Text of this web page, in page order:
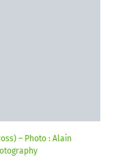
– Photo : Alain